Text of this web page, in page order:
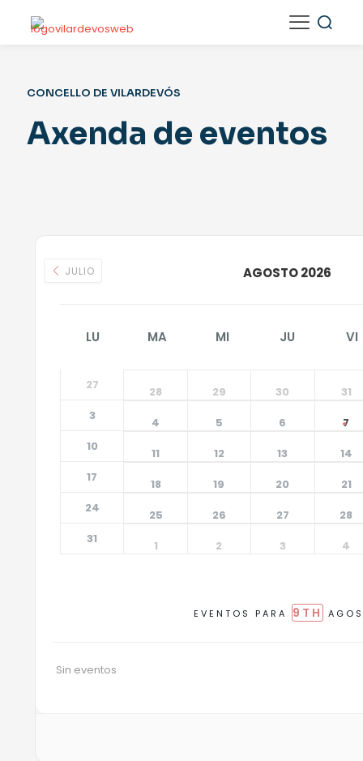
CONCELLO DE VILARDEVÓS
Axenda de eventos
JULIO AGOSTO 2026
LU MA MI JU VI
27 28 29 30
31
3
4 5 6
7
10
11 12 13
14
17
18 19 20
21
24
25 26 27
28
31
1 2 3 4
EVENTOS PARA 9TH
Sin eventos